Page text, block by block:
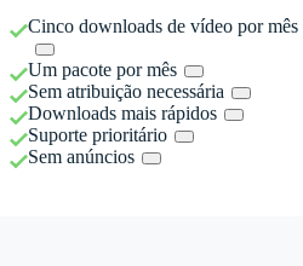
Cinco downloads de vídeo por mês
Um pacote por mês
Sem atribuição necessária
Downloads mais rápidos
Suporte prioritário
Sem anúncios